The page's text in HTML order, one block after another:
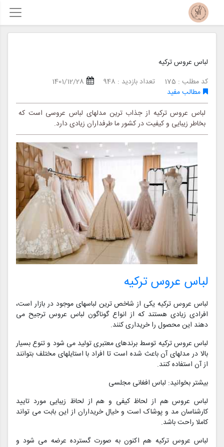
لباس عروس ترکیه
کد مطلب : 175
تعداد بازدید : 948
1401/12/28
مطالب مفید
لباس عروس ترکیه از جذاب ترین مدلهای لباس عروسی است که
بخاطر زیبایی و کیفیت در کشور ما طرفداران زیادی دارد.
لباس عروس ترکیه
لباس عروس ترکیه یکی از شاخص ترین لباسهای موجود در بازار است،
افرادی زیادی هستند که از انواع گوناگون لباس عروس ترجیح می
دهند این محصول را خریداری کنند.
لباس عروس ترکیه توسط برندهای معتبری تولید می شود و تنوع بسیار
بالا در مدلهای آن باعث شده است تا افراد با استایلهای مختلف بتوانند
از آن استفاده کنند.
بیشتر بخوانید: لباس افغانی مجلسی
لباس عروس هم از لحاظ کیفی و هم از لحاظ زیبایی مورد تایید
کارشناسان مد و پوشاک است و خیال خریداران از این بابت می تواند
کاملا راحت باشد.
لباس عروس ترکیه هم اکنون به صورت گسترده عرضه می شود و